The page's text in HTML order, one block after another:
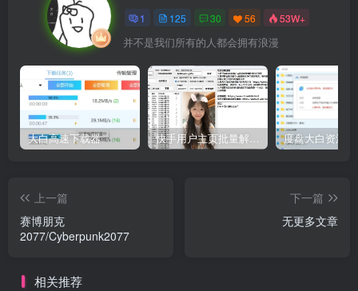
1 125 30 56 53W+
并不是我们所有的人都会拥有浪漫
大白高速下载器 快手用户主页批量解析工具V2.3
上一篇
赛博朋克
2077/Cyberpunk2077
下一篇
无更多文章
相关推荐